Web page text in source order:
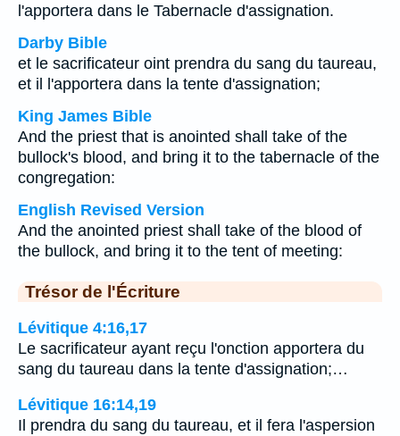
l'apportera dans le Tabernacle d'assignation.
Darby Bible
et le sacrificateur oint prendra du sang du taureau,
et il l'apportera dans la tente d'assignation;
King James Bible
And the priest that is anointed shall take of the
bullock's blood, and bring it to the tabernacle of the
congregation:
English Revised Version
And the anointed priest shall take of the blood of
the bullock, and bring it to the tent of meeting:
Trésor de l'Écriture
Lévitique 4:16,17
Le sacrificateur ayant reçu l'onction apportera du
sang du taureau dans la tente d'assignation;…
Lévitique 16:14,19
Il prendra du sang du taureau, et il fera l'aspersion